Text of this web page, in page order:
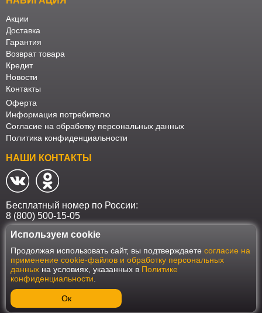
Акции
Доставка
Гарантия
Возврат товара
Кредит
Новости
Контакты
Оферта
Информация потребителю
Согласие на обработку персональных данных
Политика конфиденциальности
НАШИ КОНТАКТЫ
Бесплатный номер по России:
8 (800) 500-15-05
Наш интернет-магазин работает в соответствии с требованиями
Федерального закона от 27 июля 2006 года №152-ФЗ "О персональных
данных". Оформить заказ на сайте Мебеласка возможно только при
наличии согласия на обработку Ваших персональных данных. Для
улучшения работы сайта и его взаимодействия с пользователями мы
используем файлы cookie. Продолжая пользоваться сайтом, вы
соглашаетесь с использованием cookie.
Используем cookie
Продолжая использовать сайт, вы подтверждаете согласие на
применение cookie-файлов и обработку персональных
данных на условиях, указанных в Политике
конфиденциальности
Ок